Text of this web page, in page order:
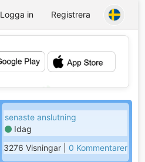
Logga in Registrera
💕
senaste anslutning
Idag
3276 Visningar | 0 Kommentarer